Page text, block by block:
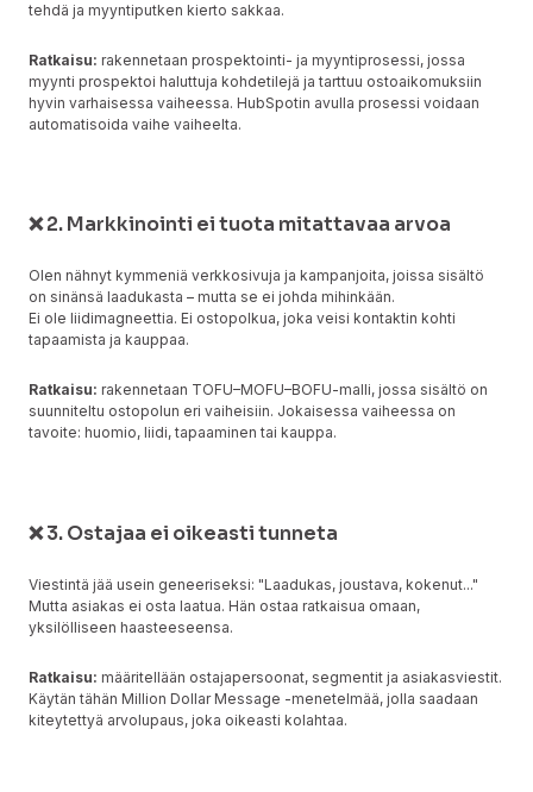
tehdä ja myyntiputken kierto sakkaa.
Ratkaisu: rakennetaan prospektointi- ja myyntiprosessi, jossa
myynti prospektoi haluttuja kohdetilejä ja tarttuu ostoaikomuksiin
hyvin varhaisessa vaiheessa. HubSpotin avulla prosessi voidaan
automatisoida vaihe vaiheelta.
❌ 2. Markkinointi ei tuota mitattavaa arvoa
Olen nähnyt kymmeniä verkkosivuja ja kampanjoita, joissa sisältö
on sinänsä laadukasta – mutta se ei johda mihinkään.
Ei ole liidimagneettia. Ei ostopolkua, joka veisi kontaktin kohti
tapaamista ja kauppaa.
Ratkaisu: rakennetaan TOFU–MOFU–BOFU-malli, jossa sisältö on
suunniteltu ostopolun eri vaiheisiin. Jokaisessa vaiheessa on
tavoite: huomio, liidi, tapaaminen tai kauppa.
❌ 3. Ostajaa ei oikeasti tunneta
Viestintä jää usein geneeriseksi: "Laadukas, joustava, kokenut..."
Mutta asiakas ei osta laatua. Hän ostaa ratkaisua omaan,
yksilölliseen haasteeseensa.
Ratkaisu: määritellään ostajapersoonat, segmentit ja asiakasviestit.
Käytän tähän Million Dollar Message -menetelmää, jolla saadaan
kiteytettyä arvolupaus, joka oikeasti kolahtaa.